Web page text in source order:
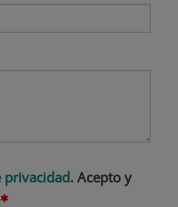
privacidad. Acepto y